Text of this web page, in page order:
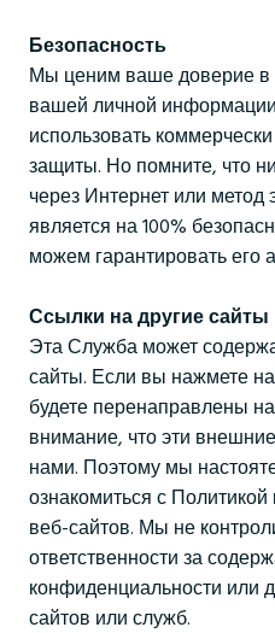
Безопасность
Мы ценим ваше доверие в
вашей личной
использовать
защиты. Но помните, что
через Интернет или метод
является на 100%
можем гарантировать его
Ссылки на другие сайты
Эта Служба может
сайты. Если вы нажмете
будете перенаправлены
внимание, что эти
нами. Поэтому мы
ознакомиться с
веб-сайтов. Мы не
ответственности за
конфиденциальности или
сайтов или служб.